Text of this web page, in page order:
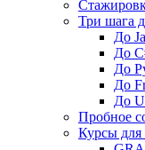
Три шага
До
До
До
До
До
Пробное
Курсы для